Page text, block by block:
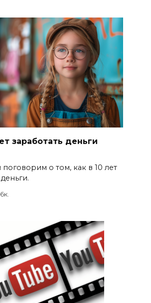
заработать деньги
о том, как в 10 лет